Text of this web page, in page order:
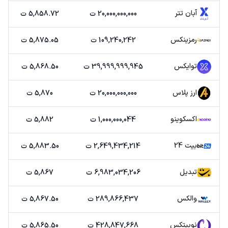
آبان تتر 20,000,000,000 ت 5,858.72 ت
رمزینکس 109,240,242 ت 5,875.05 ت
توایکس 39,999,999,945 ت 5,868.50 ت
ارز پلاس 20,000,000,000 ت 5,870 ت
اکسکوینو 1,000,000,044 ت 5,882 ت
بیت 24 2,649,434,214 ت 5,883.50 ت
تبدیل 6,983,034,206 ت 5,867 ت
والکس 289,866,437 ت 5,867.50 ت
نوبیتکس 428,847,668 ت 5,865.50 ت